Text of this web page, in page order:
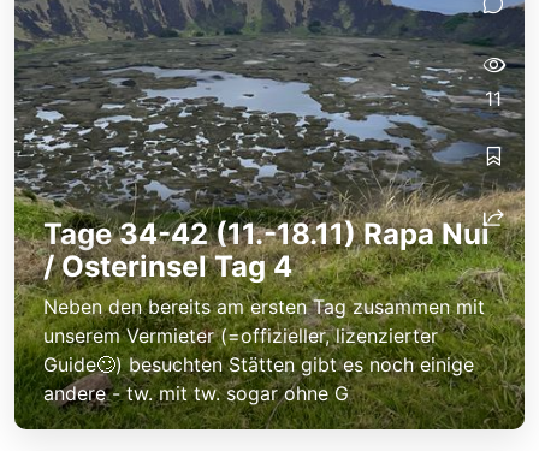
Tage 34-42 (11.-18.11) Rapa Nui
/ Osterinsel Tag 4
Neben den bereits am ersten Tag zusammen mit
unserem Vermieter (=offizieller, lizenzierter
Guide🙄) besuchten Stätten gibt es noch einige
andere - tw. mit tw. sogar ohne G
11